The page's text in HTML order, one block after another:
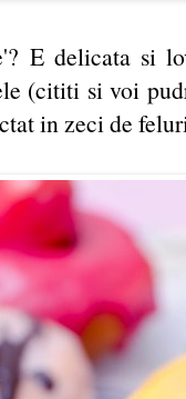
E delicata si
(cititi si voi
in zeci de